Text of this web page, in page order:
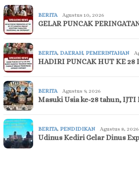
BERITA Agustus 10, 2026
GELAR PUNCAK
BERITA, DAERAH, PEMERINTAHAN
HADIRI PUNCAK HUT KE 28
BERITA Agustus 9, 2026
Masuki Usia ke-28 tahun,
BERITA, PENDIDIKAN Agustus 8, 2026
Udinus Kediri Gelar Dinus